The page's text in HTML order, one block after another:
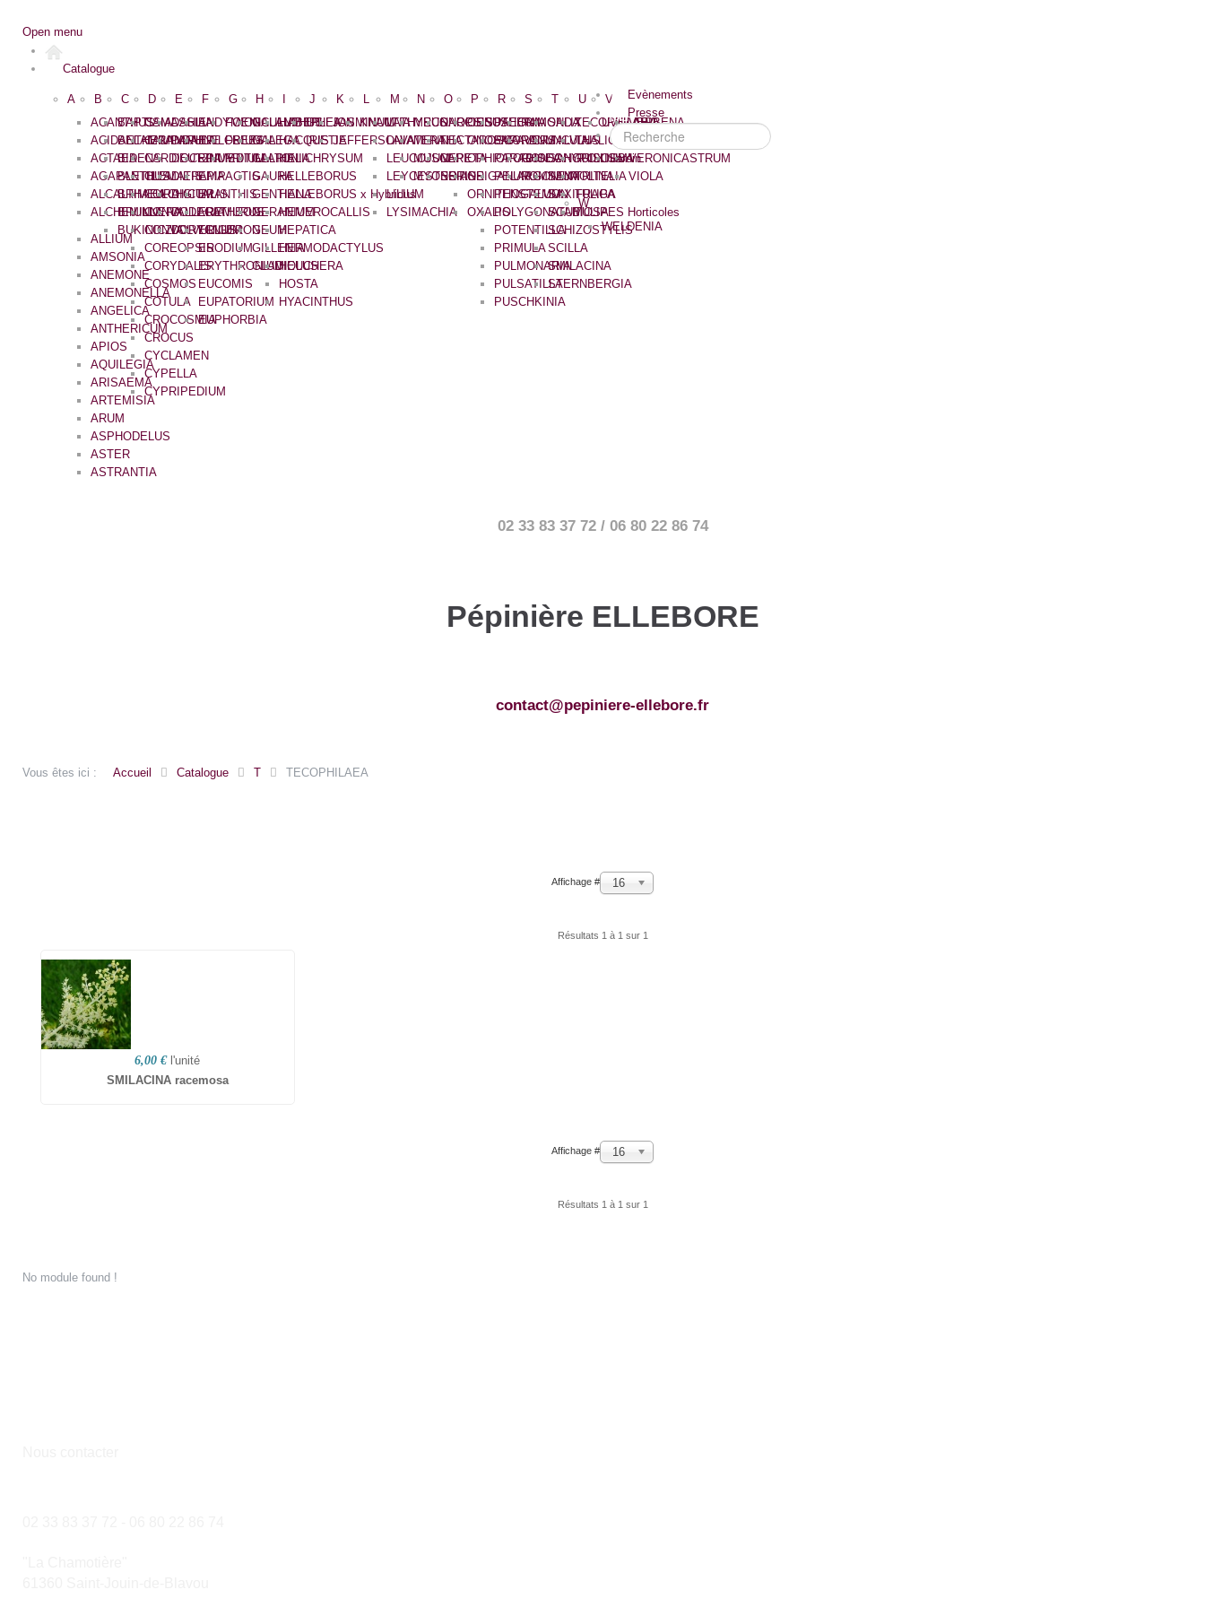
Open menu
Catalogue
A
ACANTHUS
ACIDANTHERA
ACTAEA
AGAPANTHUS
ALCALTHAEA
ALCHEMILLA
ALLIUM
AMSONIA
ANEMONE
ANEMONELLA
ANGELICA
ANTHERICUM
APIOS
AQUILEGIA
ARISAEMA
ARTEMISIA
ARUM
ASPHODELUS
ASTER
ASTRANTIA
B
BAPTISIA
BELAMCANDA
BIDENS
BLETILLA
BRIMEURA
BRUNNERA
BUKINICZIA
C
CAMASSIA
CAMPANULA
CARDIOCRINUM
CLEMATIS
COLCHICUM
CONVALLARIA
CONVOLVULLUS
COREOPSIS
CORYDALIS
COSMOS
COTULA
CROCOSMIA
CROCUS
CYCLAMEN
CYPELLA
CYPRIPEDIUM
D
DAHLIA
DAPHNE
DEUTZIA
DIERAMA
DIGITALIS
DODECATHEON
DORYCNIUM
E
ENDYMION
EPILOBIUM
EPIMEDIUM
EPIPACTIS
ERANTHIS
EREMURUS
ERIGERON
ERODIUM
ERYTHRONIUM
EUCOMIS
EUPATORIUM
EUPHORBIA
F
FOENICULUM
FREESIA
FRITILLARIA
G
GALANTHUS
GALEGA
GALTONIA
GAURA
GENTIANA
GERANIUM
GEUM
GILLENIA
GLADIOLUS
H
HABERLEA
HACQUETIA
HELICHRYSUM
HELLEBORUS
HELLEBORUS x Hybridus
HEMEROCALLIS
HEPATICA
HERMODACTYLUS
HEUCHERA
HOSTA
HYACINTHUS
I
IPHEION
IRIS
J
JASMINUM
JEFFERSONIA
K
KNAUTIA
L
LATHYRUS
LAVATERA
LEUCOJUM
LEYCESTERIA
LILIUM
LYSIMACHIA
M
MECONOPSIS
MENTHA
MUSCARI
MYOSOTIS
N
NARCISSUS
NECTAROSCORDUM
NEPETA
NERINE
O
OENOTHERA
ONOSMA
OPHIOPOGON
ORIGANUM
ORNITHOGALUM
OXALIS
P
PAEONIA
PAPAVER
PARADISEA
PELARGONIUM
PENSTEMON
POLYGONATUM
POTENTILLA
PRIMULA
PULMONARIA
PULSATILLA
PUSCHKINIA
R
RAMONDA
RANUNCULUS
RHODOHYPOXIS
ROMNEYA
S
SALIX
SALVIA
SANGUISORBA
SANTOLINA
SAXIFRAGA
SCABIOSA
SCHIZOSTYLIS
SCILLA
SMILACINA
STERNBERGIA
T
TECOPHILAEA
THALICTRUM
TRILLIUM
TRITELIA
TULIPA
TULIPES Horticoles
U
UVULARIA
V
VERBENA
VERONICA
VERONICASTRUM
VIOLA
W
WELDENIA
Evènements
Presse
Recherche
Jardin
02 33 83 37 72 / 06 80 22 86 74
Pépinière ELLEBORE
contact@pepiniere-ellebore.fr
Vous êtes ici : Accueil Catalogue T TECOPHILAEA
Affichage # 16
Résultats 1 à 1 sur 1
6,00 € l'unité
SMILACINA racemosa
Affichage # 16
Résultats 1 à 1 sur 1
No module found !